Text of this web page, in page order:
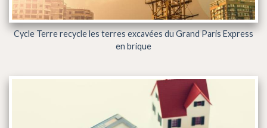
Cycle Terre recycle les terres excavées du Grand Paris Express
en brique